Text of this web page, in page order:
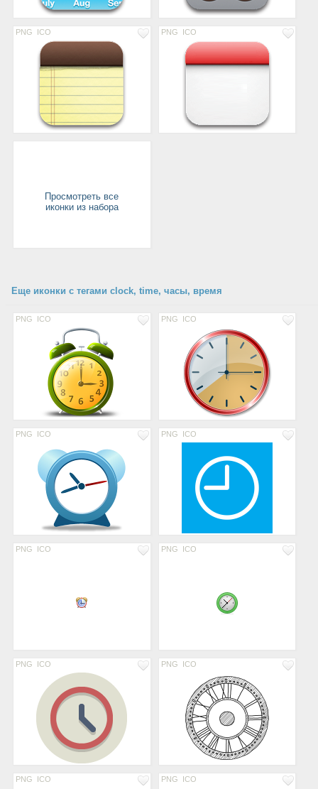
PNG ICO PNG ICO
Просмотреть все
иконки из набора
Еще иконки с тегами clock, time, часы, время
PNG ICO PNG ICO
PNG ICO PNG ICO
PNG ICO PNG ICO
PNG ICO PNG ICO
PNG ICO PNG ICO